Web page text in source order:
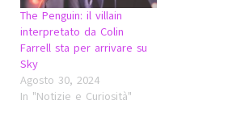
The Penguin: il villain
interpretato da Colin
Farrell sta per arrivare su
Sky
Agosto 30, 2024
In "Notizie e Curiosità"